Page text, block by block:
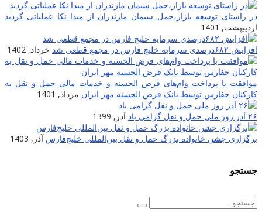
در راستای توسعه بازار،حمل سیمان مازندران از مبدا نکا عملیاتی گردید
اردیبهشت, 1401
افزایش ۶۸۲درصدی سرمایه خلیج فارس در مجمع قطعی شد
خرداد, 1402
موافقت با پرداخت وام‌های قرض الحسنه و خدمات مالی حمل و نقل به
کارکنان حفارس توسط بانک قرض الحسنه مهر ایران مرداد, 1401
۲۶ آذر روز ملی حمل و نقل گرامی باد
آذر, 1399
برگزاری جشن خانواده بزرگ حمل و نقل بین‌المللی خلیج‌فارس آذر, 1403
جستجو